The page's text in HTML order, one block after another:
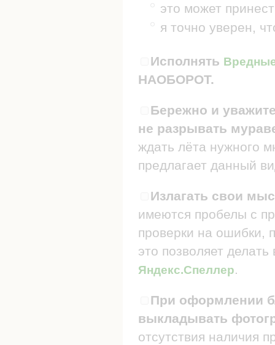
это может
я точно уверен,
Исполнять
НАОБОРОТ.
Бережно и
не разрывать
ждать лёта нужного
предлагает данный
Излагать свои
имеются пробелы с
проверки на ошибки,
это позволяет
Яндекс.Спеллер.
При оформлении
выкладывать
отсутствия наличия